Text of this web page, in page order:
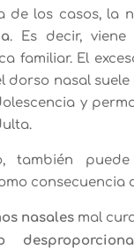
de los casos, la
. Es decir, viene
familiar. El
dorso nasal
y
también
consecuencia
nasalesmal